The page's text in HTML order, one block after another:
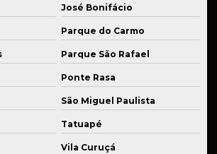
para indústria
automotiva
automotiva especial
veicular
José Bonifácio
Parque do Carmo
Parque São Rafael
Ponte Rasa
São Miguel Paulista
Tatuapé
Vila Curuçá